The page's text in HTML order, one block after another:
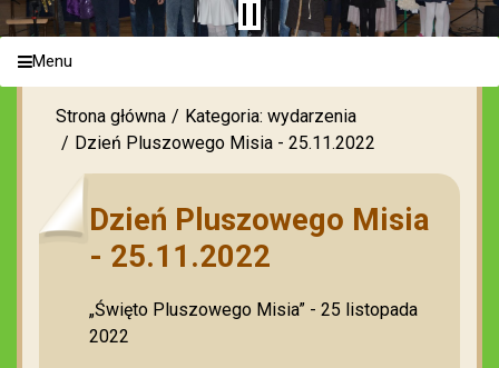
Menu
Strona główna
Kategoria: wydarzenia
Dzień Pluszowego Misia - 25.11.2022
Dzień Pluszowego Misia
- 25.11.2022
„Święto Pluszowego Misia” - 25 listopada
2022